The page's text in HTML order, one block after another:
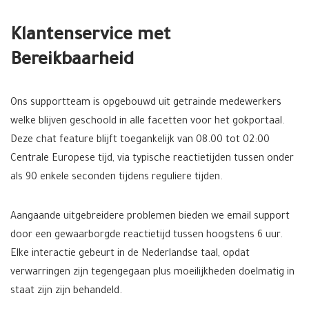
Klantenservice met
Bereikbaarheid
Ons supportteam is opgebouwd uit getrainde medewerkers
welke blijven geschoold in alle facetten voor het gokportaal.
Deze chat feature blijft toegankelijk van 08.00 tot 02:00
Centrale Europese tijd, via typische reactietijden tussen onder
als 90 enkele seconden tijdens reguliere tijden.
Aangaande uitgebreidere problemen bieden we email support
door een gewaarborgde reactietijd tussen hoogstens 6 uur.
Elke interactie gebeurt in de Nederlandse taal, opdat
verwarringen zijn tegengegaan plus moeilijkheden doelmatig in
staat zijn zijn behandeld.